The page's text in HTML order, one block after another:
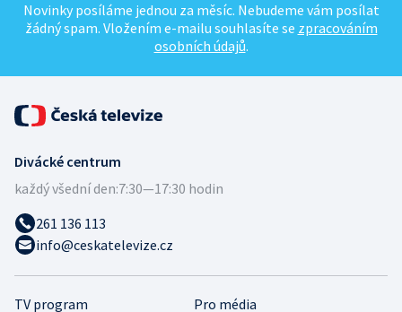
Novinky posíláme jednou za měsíc. Nebudeme vám posílat
žádný spam. Vložením e-mailu souhlasíte se zpracováním
osobních údajů.